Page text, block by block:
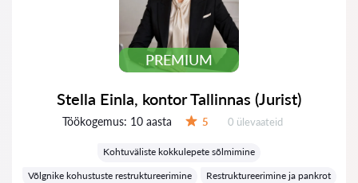
PREMIUM
Stella Einla, kontor Tallinnas (Jurist)
Töökogemus: 10 aasta 5 Ülevaateid:
0 ülevaateid
Kohtuväliste kokkulepete sõlmimine
Võlgnike kohustuste restruktureerimine
Restruktureerimine ja pankrot